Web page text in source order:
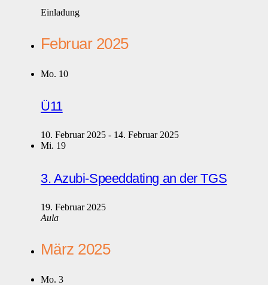
Einladung
Februar 2025
Mo. 10
Ü11
10. Februar 2025 - 14. Februar 2025
Mi. 19
3. Azubi-Speeddating an der TGS
19. Februar 2025
Aula
März 2025
Mo. 3